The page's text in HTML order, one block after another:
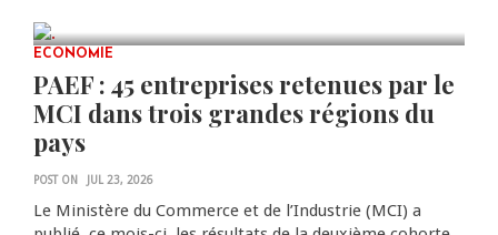
0 COMMENTS
ECONOMIE
PAEF : 45 entreprises retenues par le
MCI dans trois grandes régions du
pays
POST ON JUL 23, 2026
Le Ministère du Commerce et de l’Industrie (MCI) a